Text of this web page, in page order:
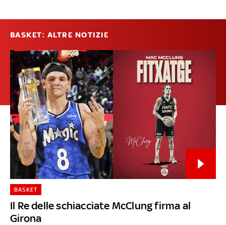
BASKET: ALTRE NOTIZIE
Il Re delle schiacciate McClung firma al
Girona
BASKET